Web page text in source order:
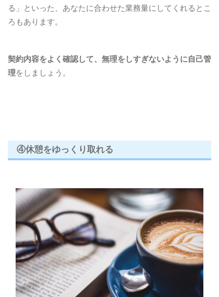
る」といった、あなたに合わせた業務量にしてくれるとこ
ろもあります。
契約内容をよく確認して、無理をしすぎないように自己管
理をしましょう。
④休憩をゆっくり取れる